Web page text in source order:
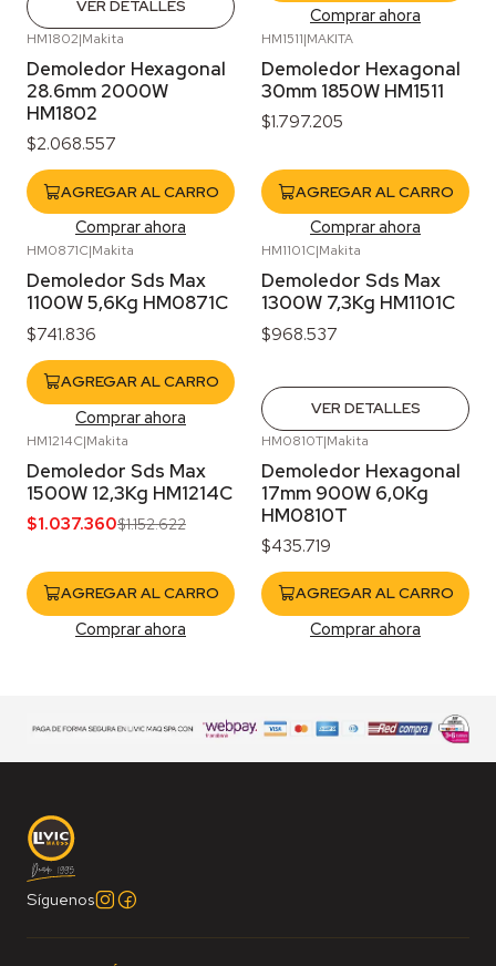
VER DETALLES Comprar ahora
HM1802|Makita
Demoledor Hexagonal
28.6mm 2000W
HM1802
$2.068.557
AGREGAR AL CARRO
Comprar ahora
HM1511|MAKITA
Demoledor Hexagonal
30mm 1850W HM1511
$1.797.205
AGREGAR AL CARRO
Comprar ahora
HM0871C|Makita
Demoledor Sds Max
1100W 5,6Kg HM0871C
$741.836
AGREGAR AL CARRO
Comprar ahora
HM1101C|Makita
Demoledor Sds Max
1300W 7,3Kg HM1101C
$968.537
VER DETALLES
HM1214C|Makita
Demoledor Sds Max
1500W 12,3Kg HM1214C
$1.037.360$1.152.622
AGREGAR AL CARRO
Comprar ahora
HM0810T|Makita
Demoledor Hexagonal
17mm 900W 6,0Kg
HM0810T
$435.719
AGREGAR AL CARRO
Comprar ahora
Síguenos